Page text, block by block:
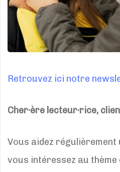
Retrouvez ici notre
Cher·ère lecteur·rice,
Vous aidez régulièrement
vous intéressez au thème